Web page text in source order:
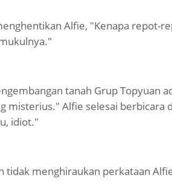
Alfie, "Kenapa repot-
tanah Grup Topyuan
misterius." Alfie selesai berbicara
idiot."
tidak menghiraukan perkataan